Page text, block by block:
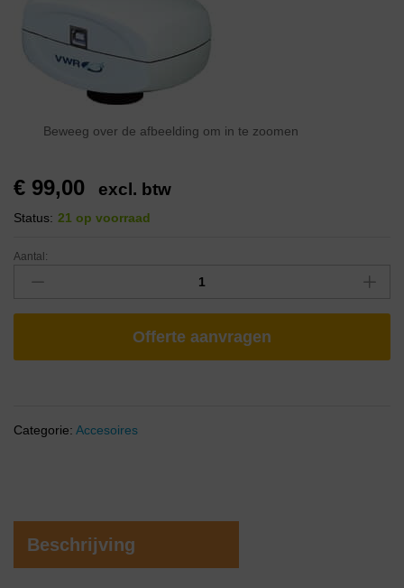
Beweeg over de afbeelding om in te zoomen
€ 99,00 excl. btw
Status: 21 op voorraad
Aantal:
Offerte aanvragen
Categorie: Accesoires
Beschrijving